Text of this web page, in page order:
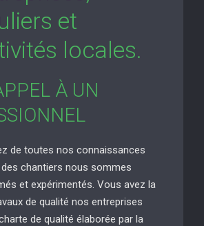
et
locales.
À UN
de toutes nos connaissances
chantiers nous sommes
et expérimentés. Vous avez la
de qualité nos entreprises
de qualité élaborée par la